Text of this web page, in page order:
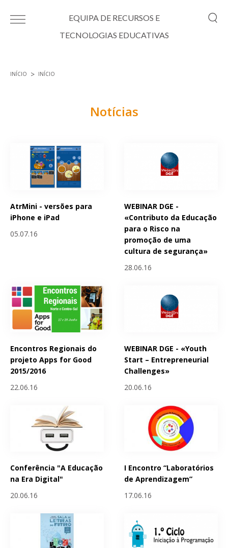
EQUIPA DE RECURSOS E
TECNOLOGIAS EDUCATIVAS
INÍCIO INÍCIO
Notícias
AtrMini - versões para
iPhone e iPad
05.07.16
WEBINAR DGE -
«Contributo da Educação
para o Risco na
promoção de uma
cultura de segurança»
28.06.16
Encontros Regionais do
projeto Apps for Good
2015/2016
22.06.16
WEBINAR DGE - «Youth
Start – Entrepreneurial
Challenges»
20.06.16
Conferência "A Educação
na Era Digital"
20.06.16
I Encontro “Laboratórios
de Aprendizagem”
17.06.16
Páginas